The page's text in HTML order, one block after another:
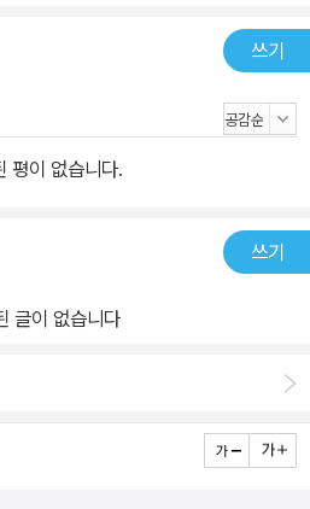
쓰기
평이 없습니다.
쓰기
글이 없습니다